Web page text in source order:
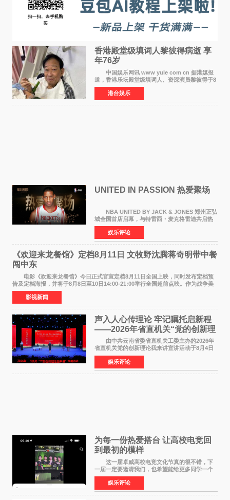
香港殿堂级填词人黎彼得病逝 享
年76岁​
中国娱乐网讯 www yule com cn 据港媒报
道，香港乐坛殿堂级填词人、资深演员黎彼得于8
月5日上午因病离世，终年76岁。好友钟志光透
露，黎彼得今年3月中风后便卧床休养，身体机能
持续衰退，最
港台娱乐
UNITED IN PASSION 热爱聚场
NBA UNITED BY JACK & JONES 郑州正弘
城全国首店启幕，与特雷西・麦克格雷迪共启热
爱 2026 年7 月21 日，
NBAUNITEDBYJACK&JONES 全国首店，于郑
州正弘城正式启幕。NBA 传奇球星
娱乐评论
《欢迎来龙餐馆》定档8月11日 文牧野沈腾蒋奇明带中餐
闯中东
电影《欢迎来龙餐馆》今日正式官宣定档8月11日全国上映，同时发布定档预
告及定档海报，并将于8月8日至10日14:00-21:00举行全国超前点映。作为战争美
食大片，影片讲述的是中国厨师徐福（沈腾
影视新闻
声入人心传理论 牢记嘱托启新程
——2026年省直机关“党的创新理
论我来讲”宣讲活动圆满落幕
由中共云南省委省直机关工委主办的2026年
省直机关党的创新理论我来讲宣讲活动于8月4日
至5日在昆明举办。活动以 "牢记嘱托 感恩奋进
开创云南发展新局面 "为主题，坚持以新时代中国
特色社会主义
娱乐评论
为每一份热爱搭台 让高校电竞回
到最初的模样
这一届卓威高校电竞文化节真的很不错，下
一届一定要邀请我们，也希望能给更多同学一个
来到现场的机会。 2026卓威高校电竞文化节
已经落下帷幕，在活动结束后，仍有不少高校电
竞社负责人和现
娱乐评论